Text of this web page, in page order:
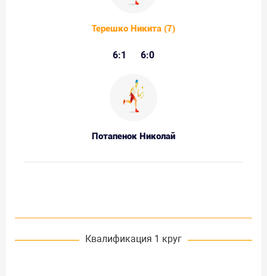
Терешко Никита (7)
6:1 6:0
Потапенок Николай
Квалификация 1 круг